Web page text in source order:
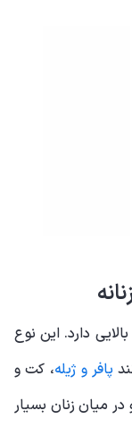
دارد. این نوع
پافر و ژیله، کت و
در میان زنان بسیار